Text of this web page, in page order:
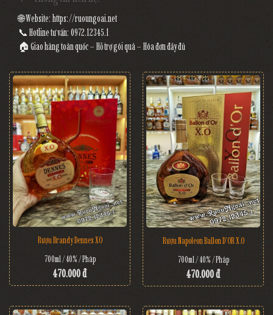
🌐 Website: https://ruoungoai.net
📞 Hotline tư vấn: 0972.12345.1
🏠 Giao hàng toàn quốc – Hỗ trợ gói quà – Hóa đơn đầy đủ
Rượu Brandy Dennes XO
700ml / 40% / Pháp
470.000 đ
Rượu Napoleon Ballon D'OR X.O
700ml / 40% / Pháp
470.000 đ